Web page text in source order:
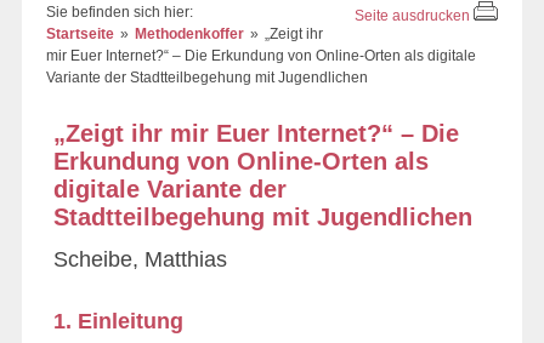
Seite ausdrucken
Sie befinden sich hier:
Startseite
Methodenkoffer
„Zeigt ihr
mir Euer Internet?“ – Die Erkundung von Online-Orten als digitale
Variante der Stadtteilbegehung mit Jugendlichen
„Zeigt ihr mir Euer Internet?“ – Die
Erkundung von Online-Orten als
digitale Variante der
Stadtteilbegehung mit Jugendlichen
Scheibe, Matthias
1. Einleitung